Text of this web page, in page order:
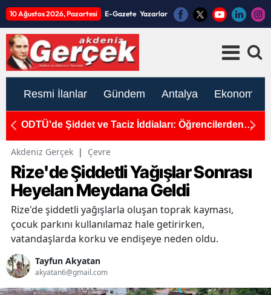
10 Ağustos 2026, Pazartesi E-Gazete Yazarlar
Resmi İlanlar Gündem Antalya Ekonomi
ODTÜ'de Şiddet ve Taciz İddiaları: Öğrencilerden
Akdeniz Gerçek | Çevre
Rize'de Şiddetli Yağışlar Sonrası
Heyelan Meydana Geldi
Rize'de şiddetli yağışlarla oluşan toprak kayması,
çocuk parkını kullanılamaz hale getirirken,
vatandaşlarda korku ve endişeye neden oldu.
Tayfun Akyatan
akyatan6@gmail.com